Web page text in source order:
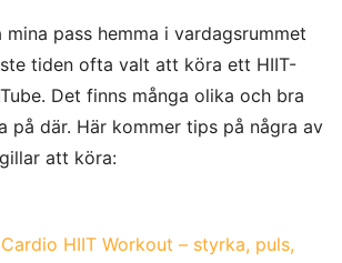
pass hemma i vardagsrummet
tiden ofta valt att köra ett HIIT-
Det finns många olika och bra
på där. Här kommer tips på några av
att köra:
HIIT Workout – styrka, puls,